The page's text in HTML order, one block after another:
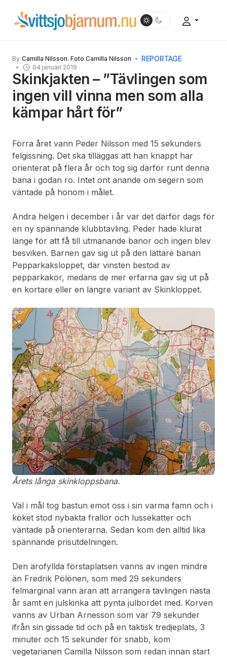
By Camilla Nilsson. Foto Camilla Nilsson REPORTAGE
04 januari 2019
Skinkjakten – ”Tävlingen som
ingen vill vinna men som alla
kämpar hårt för”
Förra året vann Peder Nilsson med 15 sekunders
felgissning. Det ska tilläggas att han knappt har
orienterat på flera år och tog sig därför runt denna
bana i godan ro. Intet ont anande om segern som
väntade på honom i målet.
Andra helgen i december i år var det därför dags för
en ny spännande klubbtävling. Peder hade klurat
länge för att få till utmanande banor och ingen blev
besviken. Barnen gav sig ut på den lättare banan
Pepparkaksloppet, där vinsten bestod av
pepparkakor, medans de mer erfarna gav sig ut på
en kortare eller en längre variant av Skinkloppet.
Årets långa skinkloppsbana.
Väl i mål tog bastun emot oss i sin varma famn och i
köket stod nybakta frallor och lussekatter och
väntade på orienterarna. Sedan kom den alltid lika
spännande prisutdelningen.
Den ärofyllda förstaplatsen vanns av ingen mindre
än Fredrik Pölönen, som med 29 sekunders
felmarginal vann äran att arrangera tävlingen nästa
år samt en julskinka att pynta julbordet med. Korven
vanns av Urban Arnesson som var 79 sekunder
ifrån sin gissade tid och på en taktisk tredjeplats, 3
minuter och 15 sekunder för snabb, kom
vegetarianen Camilla Nilsson som redan innan start